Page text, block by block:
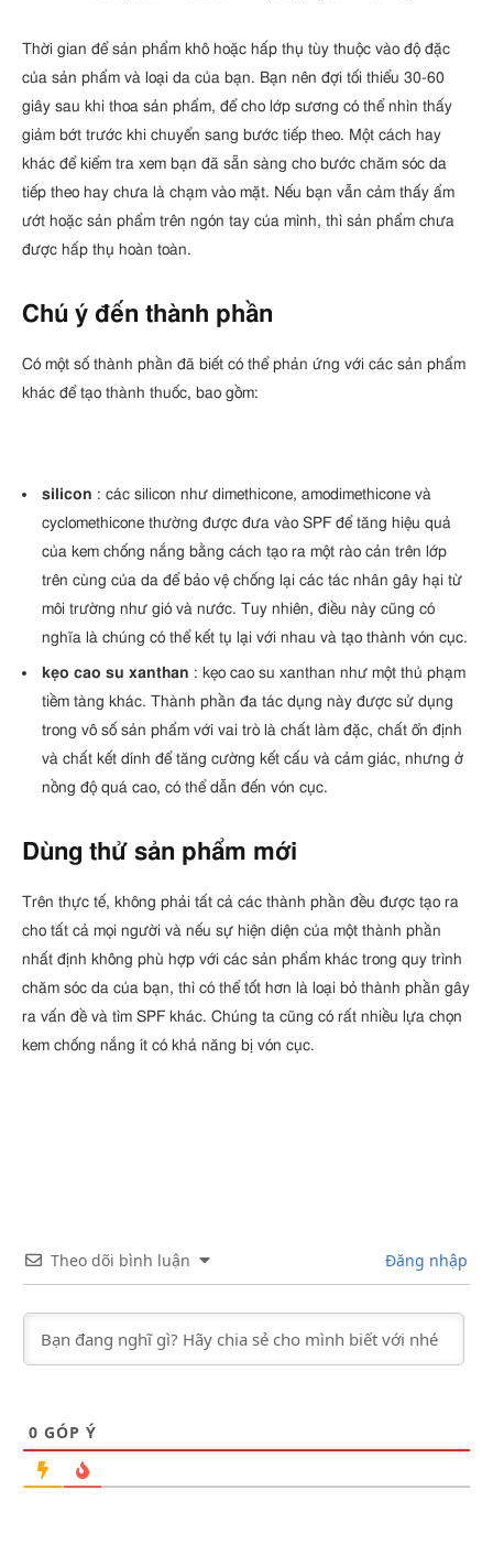
Thời gian để sản phẩm khô hoặc hấp thụ tùy thuộc vào độ đặc
của sản phẩm và loại da của bạn. Bạn nên đợi tối thiểu 30-60
giây sau khi thoa sản phẩm, để cho lớp sương có thể nhìn thấy
giảm bớt trước khi chuyển sang bước tiếp theo. Một cách hay
khác để kiểm tra xem bạn đã sẵn sàng cho bước chăm sóc da
tiếp theo hay chưa là chạm vào mặt. Nếu bạn vẫn cảm thấy ẩm
ướt hoặc sản phẩm trên ngón tay của mình, thì sản phẩm chưa
được hấp thụ hoàn toàn.
Chú ý đến thành phần
Có một số thành phần đã biết có thể phản ứng với các sản phẩm
khác để tạo thành thuốc, bao gồm:
silicon : các silicon như dimethicone, amodimethicone và
cyclomethicone thường được đưa vào SPF để tăng hiệu quả
của kem chống nắng bằng cách tạo ra một rào cản trên lớp
trên cùng của da để bảo vệ chống lại các tác nhân gây hại từ
môi trường như gió và nước. Tuy nhiên, điều này cũng có
nghĩa là chúng có thể kết tụ lại với nhau và tạo thành vón cục.
kẹo cao su xanthan : kẹo cao su xanthan như một thủ phạm
tiềm tàng khác. Thành phần đa tác dụng này được sử dụng
trong vô số sản phẩm với vai trò là chất làm đặc, chất ổn định
và chất kết dính để tăng cường kết cấu và cảm giác, nhưng ở
nồng độ quá cao, có thể dẫn đến vón cục.
Dùng thử sản phẩm mới
Trên thực tế, không phải tất cả các thành phần đều được tạo ra
cho tất cả mọi người và nếu sự hiện diện của một thành phần
nhất định không phù hợp với các sản phẩm khác trong quy trình
chăm sóc da của bạn, thì có thể tốt hơn là loại bỏ thành phần gây
ra vấn đề và tìm SPF khác. Chúng ta cũng có rất nhiều lựa chọn
kem chống nắng ít có khả năng bị vón cục.
Theo dõi bình luận Đăng nhập
0 GÓP Ý